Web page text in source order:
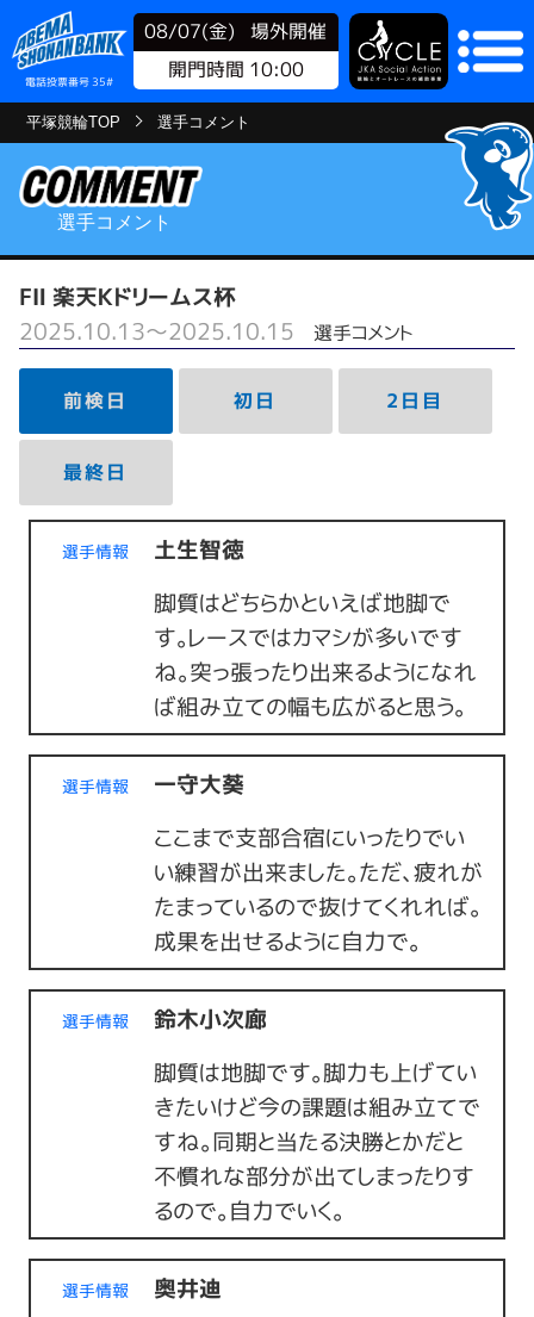
電話投票番号 35#
08/07(金)
場外開催
開門時間 10:00
平塚競輪TOP 選手コメント
選手コメント
FⅡ 楽天Ｋドリームス杯
2025.10.13～2025.10.15
選手コメント
前検日 初日 2日目
最終日
選手情報
土生智徳
脚質はどちらかといえば地脚で
す。レースではカマシが多いです
ね。突っ張ったり出来るようになれ
ば組み立ての幅も広がると思う。
選手情報
一守大葵
ここまで支部合宿にいったりでい
い練習が出来ました。ただ、疲れが
たまっているので抜けてくれれば。
成果を出せるように自力で。
選手情報
鈴木小次廊
脚質は地脚です。脚力も上げてい
きたいけど今の課題は組み立てで
すね。同期と当たる決勝とかだと
不慣れな部分が出てしまったりす
るので。自力でいく。
選手情報
奥井迪